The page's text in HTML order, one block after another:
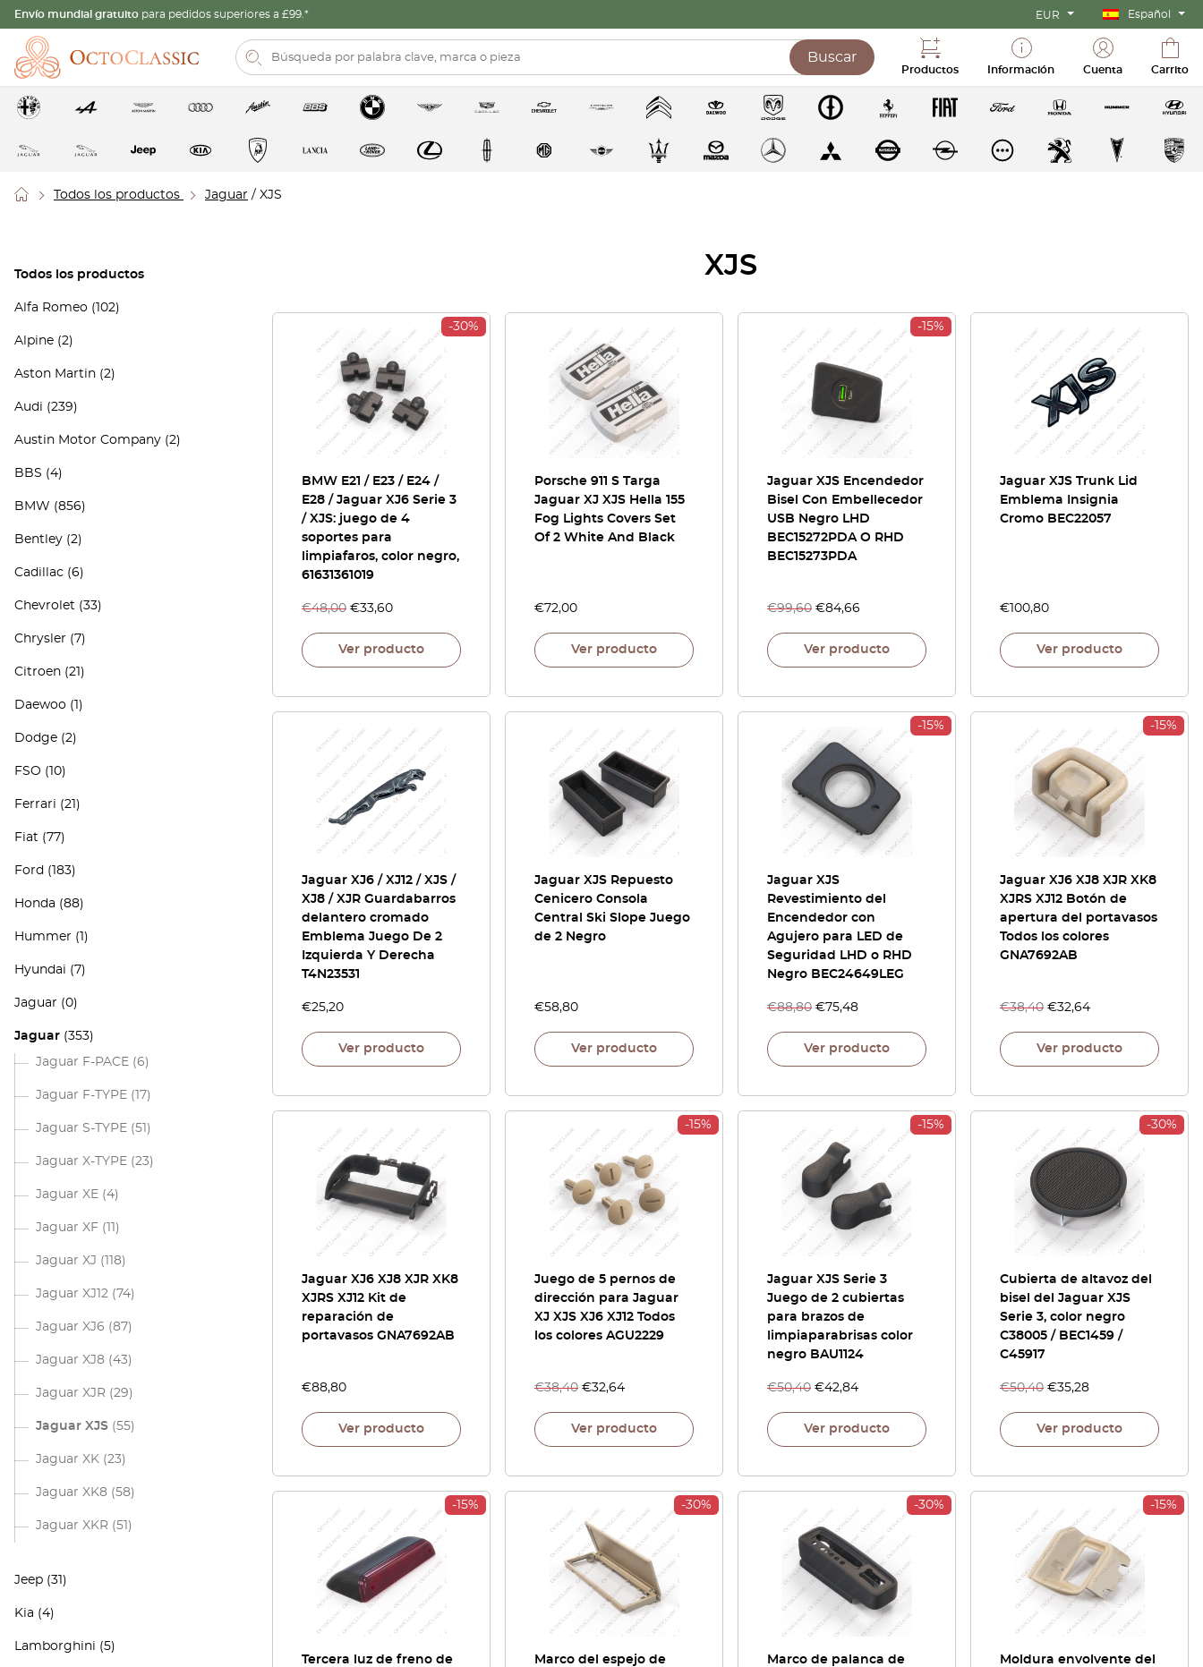
Envío mundial gratuito para pedidos superiores a £99.* EUR Español
Buscar
Productos Información Cuenta Carrito
Todos los productos Jaguar / XJS
Todos los productos
Alfa Romeo (102)
Alpine (2)
Aston Martin (2)
Audi (239)
Austin Motor Company (2)
BBS (4)
BMW (856)
Bentley (2)
Cadillac (6)
Chevrolet (33)
Chrysler (7)
Citroen (21)
Daewoo (1)
Dodge (2)
FSO (10)
Ferrari (21)
Fiat (77)
Ford (183)
Honda (88)
Hummer (1)
Hyundai (7)
Jaguar (0)
Jaguar (353)
Jaguar F-PACE (6)
Jaguar F-TYPE (17)
Jaguar S-TYPE (51)
Jaguar X-TYPE (23)
Jaguar XE (4)
Jaguar XF (11)
Jaguar XJ (118)
Jaguar XJ12 (74)
Jaguar XJ6 (87)
Jaguar XJ8 (43)
Jaguar XJR (29)
Jaguar XJS (55)
Jaguar XK (23)
Jaguar XK8 (58)
Jaguar XKR (51)
Jeep (31)
Kia (4)
Lamborghini (5)
XJS
-30%
BMW E21 / E23 / E24 /
E28 / Jaguar XJ6 Serie 3
/ XJS: juego de 4
soportes para
limpiafaros, color negro,
61631361019
€48,00 €33,60
Ver producto
Porsche 911 S Targa
Jaguar XJ XJS Hella 155
Fog Lights Covers Set
Of 2 White And Black
€72,00
Ver producto
-15%
Jaguar XJS Encendedor
Bisel Con Embellecedor
USB Negro LHD
BEC15272PDA O RHD
BEC15273PDA
€99,60 €84,66
Ver producto
Jaguar XJS Trunk Lid
Emblema Insignia
Cromo BEC22057
€ 100,80
Ver producto
Jaguar XJ6 / XJ12 / XJS /
XJ8 / XJR Guardabarros
delantero cromado
Emblema Juego De 2
Izquierda Y Derecha
T4N23531
€25,20
Ver producto
Jaguar XJS Repuesto
Cenicero Consola
Central Ski Slope Juego
de 2 Negro
€58,80
Ver producto
-15%
Jaguar XJS
Revestimiento del
Encendedor con
Agujero para LED de
Seguridad LHD o RHD
Negro BEC24649LEG
€88,80 €75,48
Ver producto
-15%
Jaguar XJ6 XJ8 XJR XK8
XJRS XJ12 Botón de
apertura del portavasos
Todos los colores
GNA7692AB
€38,40 €32,64
Ver producto
Jaguar XJ6 XJ8 XJR XK8
XJRS XJ12 Kit de
reparación de
portavasos GNA7692AB
€88,80
Ver producto
-15%
Juego de 5 pernos de
dirección para Jaguar
XJ XJS XJ6 XJ12 Todos
los colores AGU2229
€38,40 €32,64
Ver producto
-15%
Jaguar XJS Serie 3
Juego de 2 cubiertas
para brazos de
limpiaparabrisas color
negro BAU1124
€50,40 €42,84
Ver producto
-30%
Cubierta de altavoz del
bisel del Jaguar XJS
Serie 3, color negro
C38005 / BEC1459 /
C45917
€50,40 €35,28
Ver producto
-15%
Tercera luz de freno de
-30%
Marco del espejo de
-30%
Marco de palanca de
-15%
Moldura envolvente del